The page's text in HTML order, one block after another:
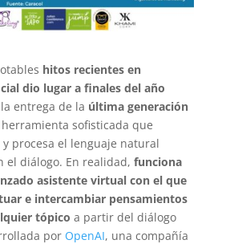
hitos recientes en
dio lugar a finales del año
entrega de la última generación
sofisticada que
procesa el lenguaje natural
el diálogo. En realidad, funciona
asistente virtual con el que
e intercambiar pensamientos
tópico a partir del diálogo
por OpenAI, una compañía